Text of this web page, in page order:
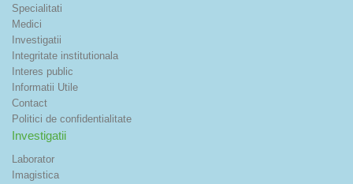
Specialitati
Medici
Investigatii
Integritate institutionala
Interes public
Informatii Utile
Contact
Politici de confidentialitate
Investigatii
Laborator
Imagistica